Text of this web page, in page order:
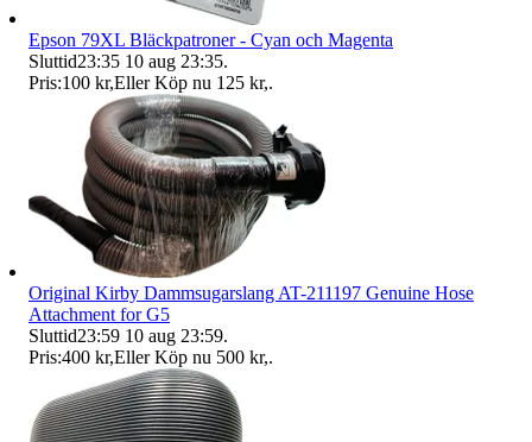
Epson 79XL Bläckpatroner - Cyan och Magenta
Sluttid23:35 10 aug 23:35.
Pris:100 kr,Eller Köp nu 125 kr,.
Original Kirby Dammsugarslang AT-211197 Genuine Hose
Attachment for G5
Sluttid23:59 10 aug 23:59.
Pris:400 kr,Eller Köp nu 500 kr,.